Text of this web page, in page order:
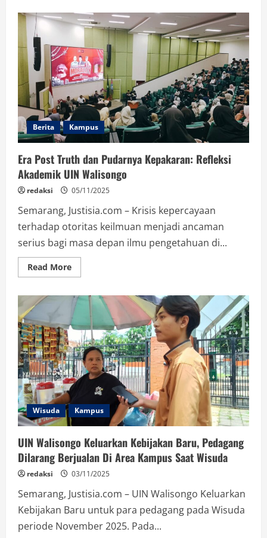
Kematian
Kepakaran:
Rancangan
Pembangunan
Ilmu
Pengetahuan
Berita Kampus
Era Post Truth dan Pudarnya Kepakaran: Refleksi
Akademik UIN Walisongo
redaksi 05/11/2025
Semarang, Justisia.com – Krisis kepercayaan
terhadap otoritas keilmuan menjadi ancaman
serius bagi masa depan ilmu pengetahuan di...
Read MoreRead
more
Post
Truth
dan
Pudarnya
Kepakaran:
Refleksi
Akademik
UIN
Walisongo
Wisuda Kampus
UIN Walisongo Keluarkan Kebijakan Baru, Pedagang
Dilarang Berjualan Di Area Kampus Saat Wisuda
redaksi 03/11/2025
Semarang, Justisia.com – UIN Walisongo Keluarkan
Kebijakan Baru untuk para pedagang pada Wisuda
periode November 2025. Pada...